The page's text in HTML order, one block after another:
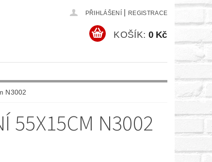
PŘIHLÁŠENÍ REGISTRACE
KOŠÍK: 0 Kč
N3002
55X15CM N3002